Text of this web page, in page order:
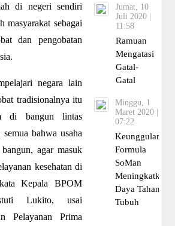
di negeri sendiri
masyarakat sebagai
dan pengobatan
negara lain
tradisionalnya itu
di bangun lintas
bahwa usaha
agar masuk
kesehatan di
Kepala BPOM
Lukito, usai
Pelayanan Prima
Jumat, 10
Juli 2020 |
11:58
Ramuan
Mengatasi
Gatal-
Gatal
Minggu, 1
Maret 2020 |
07:22
Keunggulan
Formula
SoMan
Meningkatkan
Daya Tahan
Tubuh